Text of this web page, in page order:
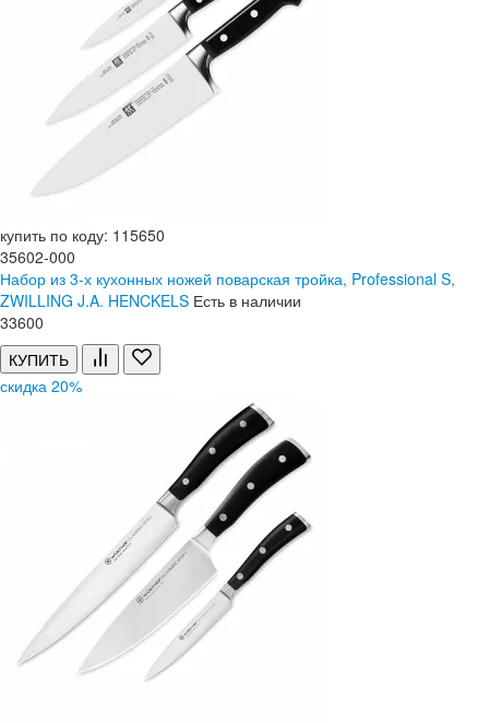
купить по коду: 115650
35602-000
Набор из 3-х кухонных ножей поварская тройка, Professional S,
ZWILLING J.A. HENCKELS Есть в наличии
33600
КУПИТЬ
скидка 20%